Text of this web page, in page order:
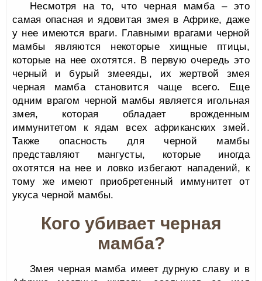
Несмотря на то, что черная мамба – это
самая опасная и ядовитая змея в Африке, даже
у нее имеются враги. Главными врагами черной
мамбы являются некоторые хищные птицы,
которые на нее охотятся. В первую очередь это
черный и бурый змееяды, их жертвой змея
черная мамба становится чаще всего. Еще
одним врагом черной мамбы является игольная
змея, которая обладает врожденным
иммунитетом к ядам всех африканских змей.
Также опасность для черной мамбы
представляют мангусты, которые иногда
охотятся на нее и ловко избегают нападений, к
тому же имеют приобретенный иммунитет от
укуса черной мамбы.
Кого убивает черная
мамба?
Змея черная мамба имеет дурную славу и в